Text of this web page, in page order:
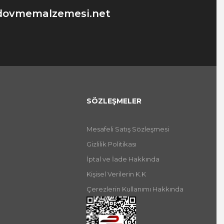
SÖZLEŞMELER
Mesafeli Satış Sözleşmesi
Gizlilik Politikası
İptal ve İade Hakkında
Kişisel Verilerin K.K
Çerezlerin Kullanımı Hakkında